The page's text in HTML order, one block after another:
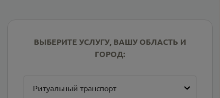
ВЫБЕРИТЕ УСЛУГУ, ВАШУ ОБЛАСТЬ И
ГОРОД:
Ритуальный транспорт